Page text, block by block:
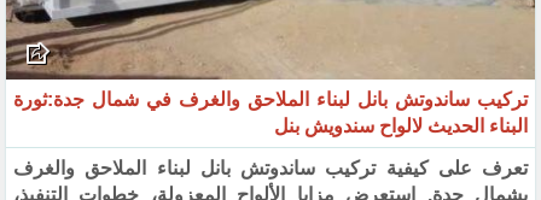
تركيب ساندوتش بانل لبناء الملاحق والغرف في شمال جدة:ثورة
البناء الحديث لالواح سندويش بنل
تعرف على كيفية تركيب ساندوتش بانل لبناء الملاحق والغرف
بشمال جدة. استعرض مزايا الألواح المعزولة، خطوات التنفيذ،